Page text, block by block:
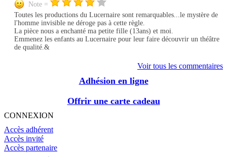
Note =
Toutes les productions du Lucernaire sont remarquables...le mystère de
l'homme invisible ne déroge pas à cette règle.
La pièce nous a enchanté ma petite fille (13ans) et moi.
Emmenez les enfants au Lucernaire pour leur faire découvrir un théâtre
de qualité.&
Voir tous les commentaires
Adhésion en ligne
Offrir une carte cadeau
CONNEXION
Accès adhérent
Accès invité
Accès partenaire